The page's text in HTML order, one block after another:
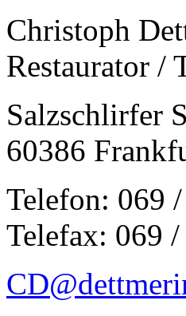
Christoph
Restaurator /
Salzschlirfer
60386
Telefon: 069
Telefax: 069